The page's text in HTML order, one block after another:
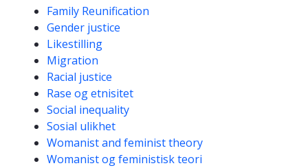
Kompetanseord
Family Reunification
Gender justice
Likestilling
Migration
Racial justice
Rase og etnisitet
Social inequality
Sosial ulikhet
Womanist and feminist theory
Womanist og feministisk teori